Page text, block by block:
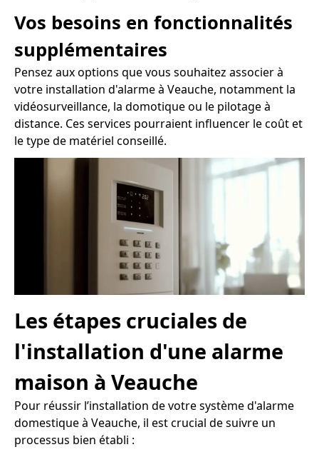
Vos besoins en fonctionnalités
supplémentaires
Pensez aux options que vous souhaitez associer à
votre installation d'alarme à Veauche, notamment la
vidéosurveillance, la domotique ou le pilotage à
distance. Ces services pourraient influencer le coût et
le type de matériel conseillé.
Les étapes cruciales de
l'installation d'une alarme
maison à Veauche
Pour réussir l’installation de votre système d'alarme
domestique à Veauche, il est crucial de suivre un
processus bien établi :